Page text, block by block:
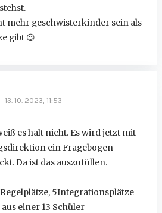
mehr geschwisterkinder sein als
gibt 😉
13. 10. 2023, 11:53
es halt nicht. Es wird jetzt mit
ein Fragebogen
Da ist das auszufüllen.
5Integrationsplätze
einer 13 Schüler